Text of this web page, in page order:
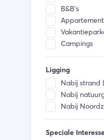
B&B's
Campings
Ligging
Nabij strand
Nabij
Nabij
Speciale